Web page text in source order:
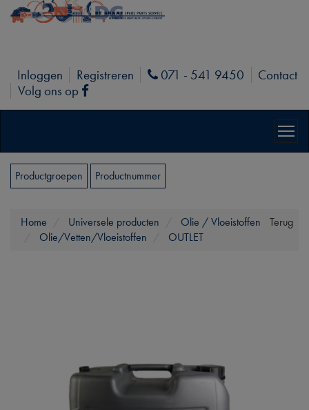
Inloggen Registreren Phone
071 - 541 9450
Contact
Volg ons op
Facebook
Productgroepen Productnummer
Terug
Home Universele producten
Olie / Vloeistoffen
Olie/Vetten/Vloeistoffen
OUTLET